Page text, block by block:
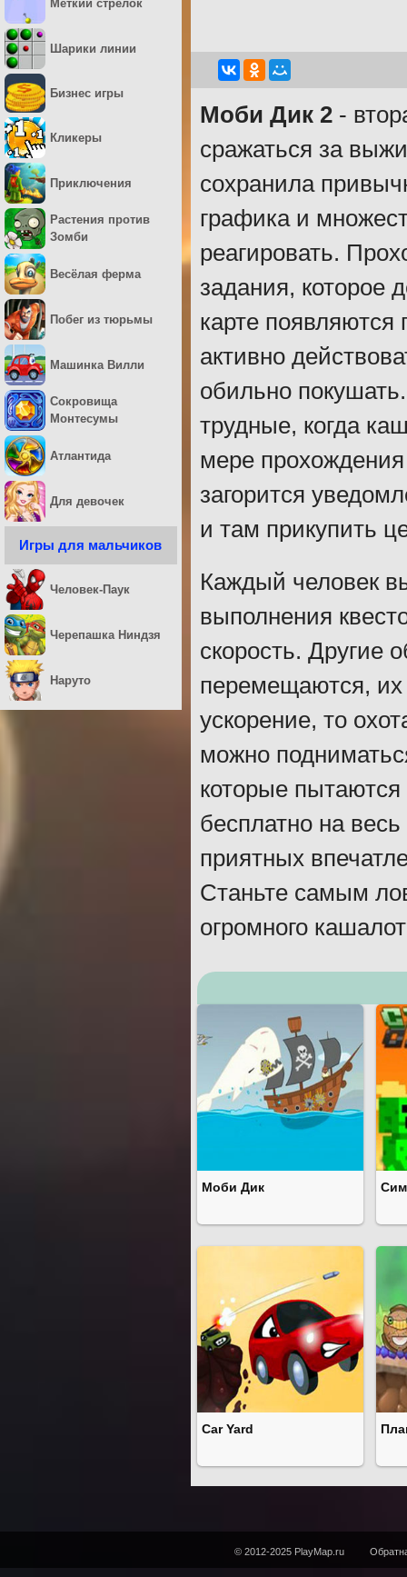
Моби Дик 2 -
сражаться за
сохранила
графика и
реагировать.
задания, которое
карте
активно
обильно
трудные, когда
мере
загорится
и там прикупить
Каждый человек
выполнения
скорость. Другие
перемещаются, их
ускорение, то
можно
которые
бесплатно на
приятных
Станьте самым
огромного
Моби Дик
Car Yard
Меткий стрелок
Шарики линии
Бизнес игры
Кликеры
Приключения
Растения против
Зомби
Весёлая ферма
Побег из тюрьмы
Машинка Вилли
Сокровища
Монтесумы
Атлантида
Для девочек
Игры для мальчиков
Человек-Паук
Черепашка Ниндзя
Наруто
© 2012-2025 PlayMap.ru